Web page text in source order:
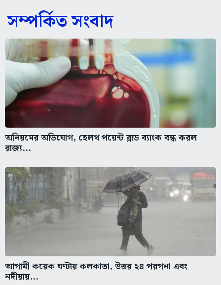
সম্পর্কিত সংবাদ
অনিয়মের অভিযোগ, হেলথ পয়েন্ট ব্লাড ব্যাংক বন্ধ করল
রাজ্য...
আগামী কয়েক ঘণ্টায় কলকাতা, উত্তর ২৪ পরগনা এবং
নদীয়ায়...